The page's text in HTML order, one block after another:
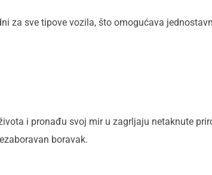
za sve tipove vozila, što omogućava
i pronađu svoj mir u zagrljaju netaknute
boravak.